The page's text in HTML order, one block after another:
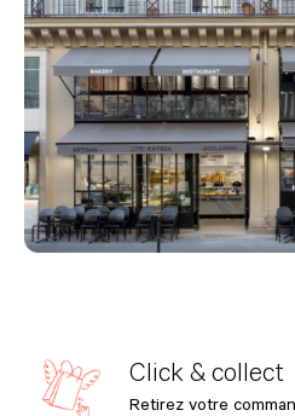
Click & collect
Retirez votre